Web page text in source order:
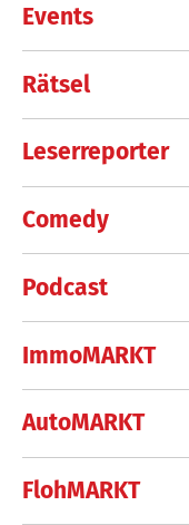
Events
Rätsel
Leserreporter
Comedy
Podcast
ImmoMARKT
AutoMARKT
FlohMARKT